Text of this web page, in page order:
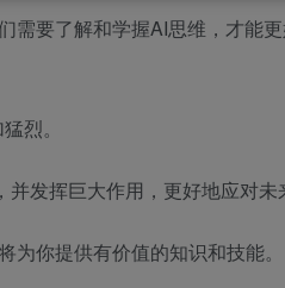
需要了解和学握AI思维，才能
烈。
发挥巨大作用，更好地应对未
你提供有价值的知识和技能。